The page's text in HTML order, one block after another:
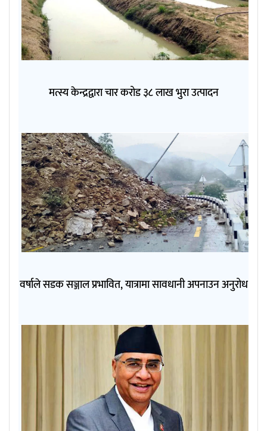
मत्स्य केन्द्रद्वारा चार करोड ३८ लाख भुरा उत्पादन
वर्षाले सडक सञ्जाल प्रभावित, यात्रामा सावधानी अपनाउन अनुरोध